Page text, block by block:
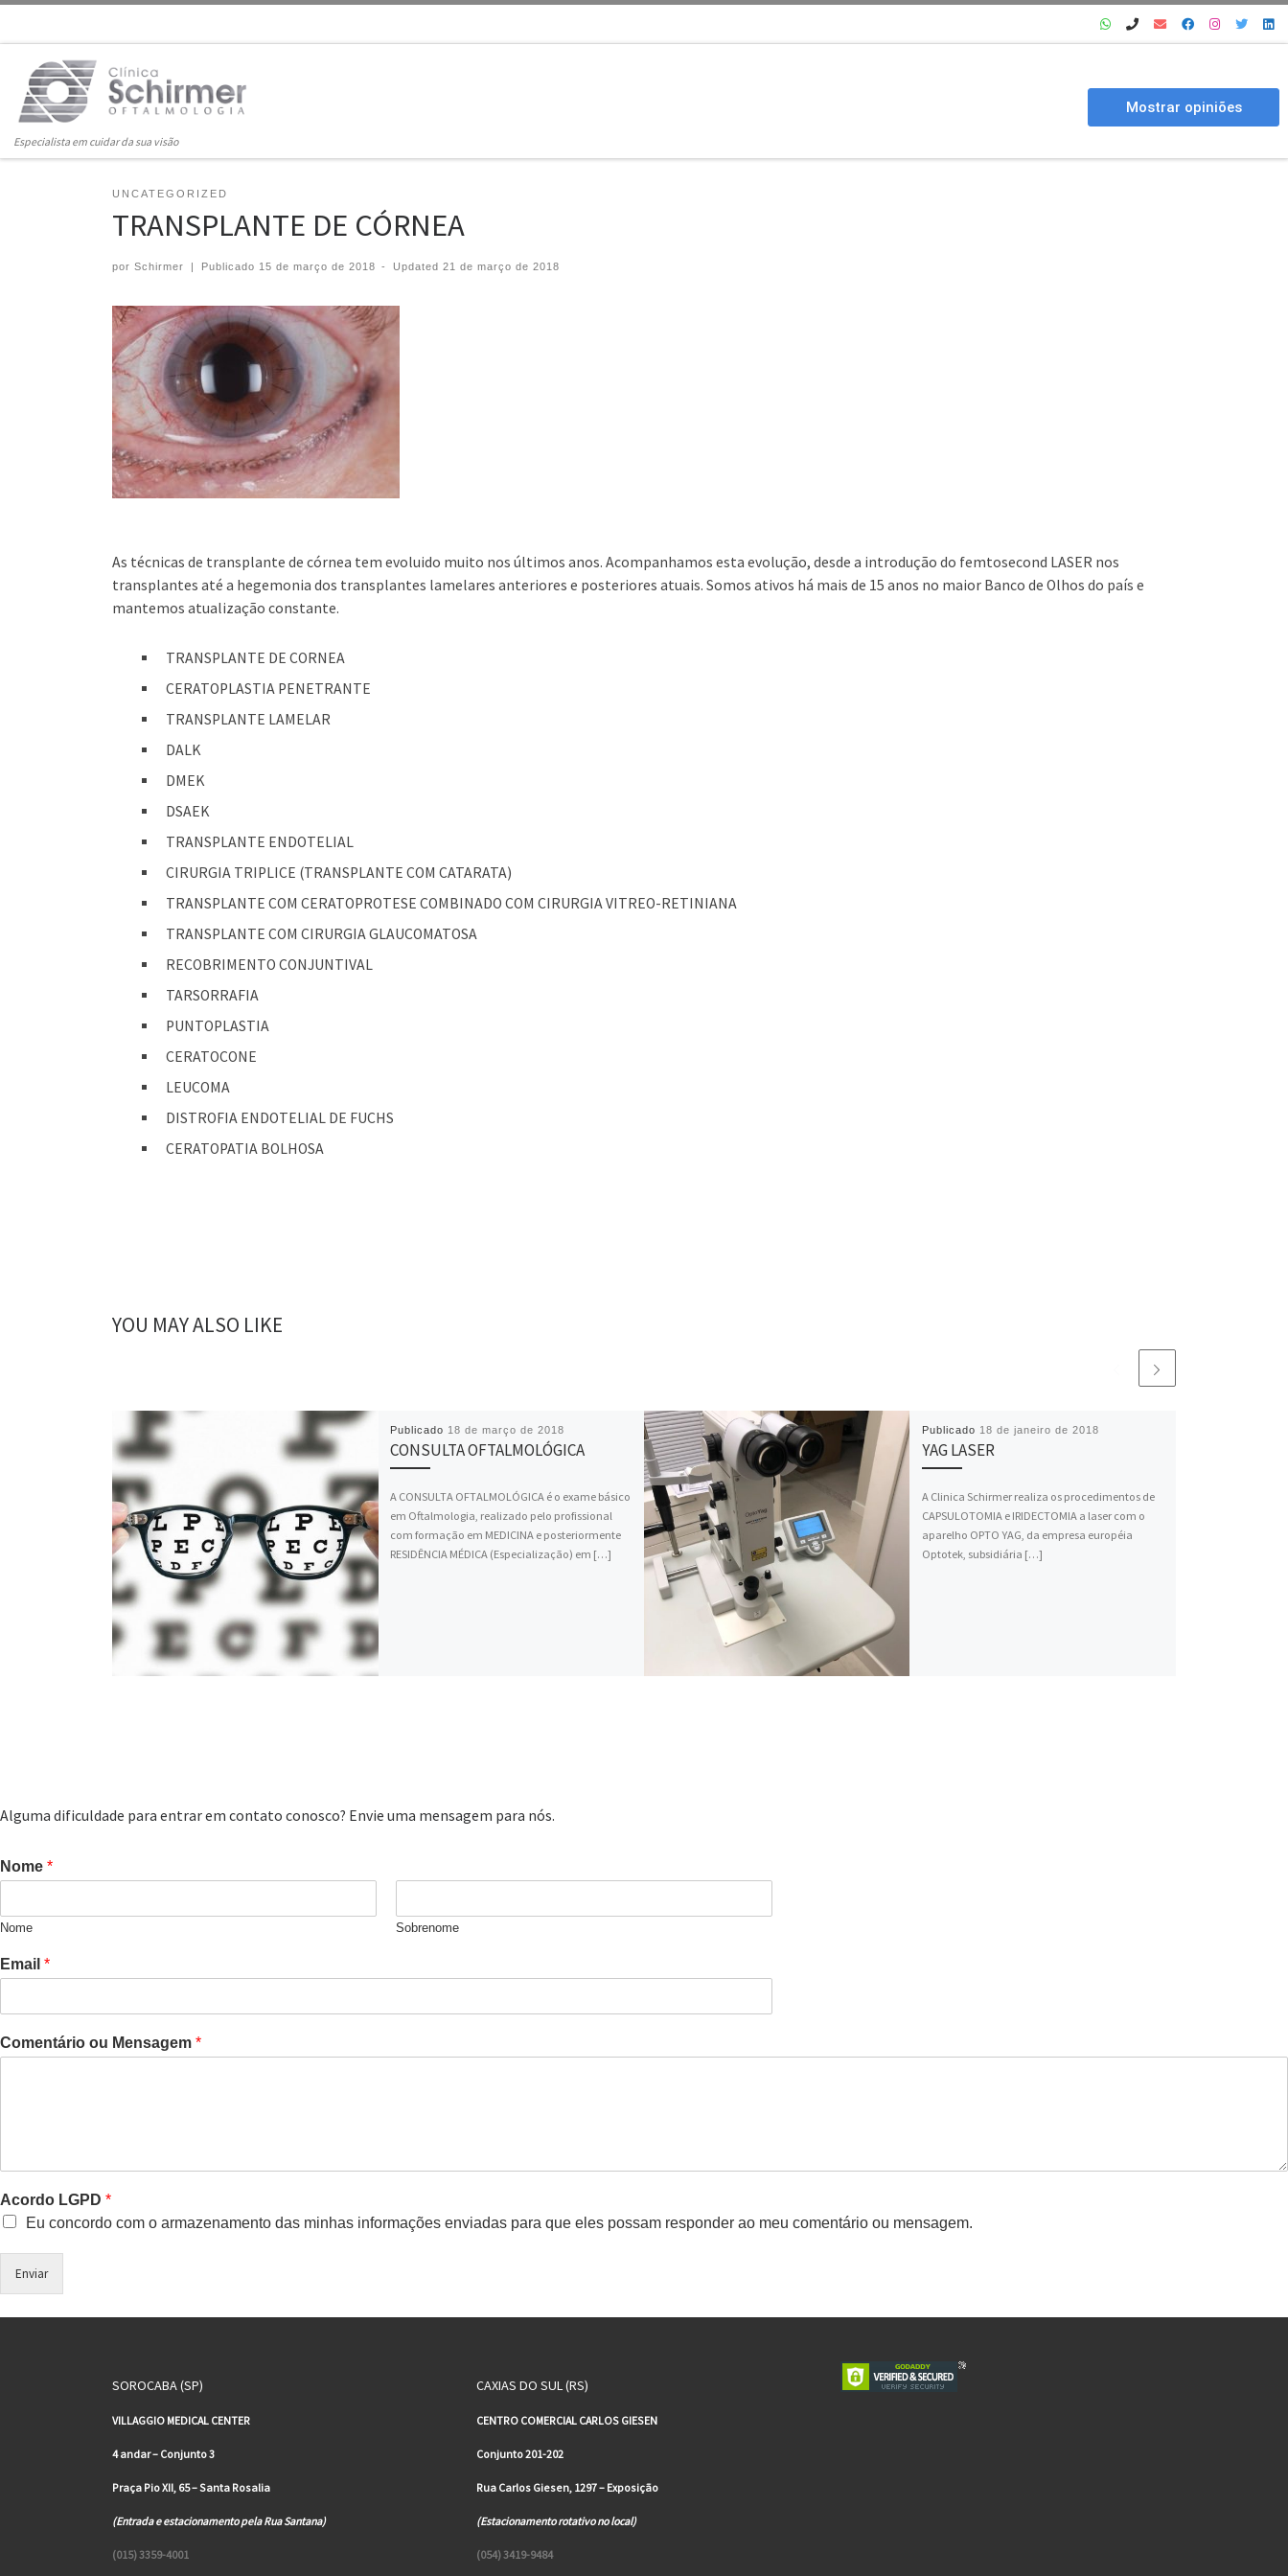
Especialista em cuidar da sua visão
UNCATEGORIZED
TRANSPLANTE DE CÓRNEA
por Schirmer | Publicado 15 de março de 2018 - Updated21 de março de 2018
As técnicas de transplante de córnea tem evoluido muito nos últimos anos. Acompanhamos esta evolução, desde a introdução do femtosecond LASER nos
transplantes até a hegemonia dos transplantes lamelares anteriores e posteriores atuais. Somos ativos há mais de 15 anos no maior Banco de Olhos do país e
mantemos atualização constante.
TRANSPLANTE DE CORNEA
CERATOPLASTIA PENETRANTE
TRANSPLANTE LAMELAR
DALK
DMEK
DSAEK
TRANSPLANTE ENDOTELIAL
CIRURGIA TRIPLICE (TRANSPLANTE COM CATARATA)
TRANSPLANTE COM CERATOPROTESE COMBINADO COM CIRURGIA VITREO-RETINIANA
TRANSPLANTE COM CIRURGIA GLAUCOMATOSA
RECOBRIMENTO CONJUNTIVAL
TARSORRAFIA
PUNTOPLASTIA
CERATOCONE
LEUCOMA
DISTROFIA ENDOTELIAL DE FUCHS
CERATOPATIA BOLHOSA
YOU MAY ALSO LIKE
Publicado 18 de março de 2018
CONSULTA OFTALMOLÓGICA
A CONSULTA OFTALMOLÓGICA é o exame básico
em Oftalmologia, realizado pelo profissional
com formação em MEDICINA e posteriormente
RESIDÊNCIA MÉDICA (Especialização) em […]
Publicado 18 de janeiro de 2018
YAG LASER
A Clinica Schirmer realiza os procedimentos de
CAPSULOTOMIA e IRIDECTOMIA a laser com o
aparelho OPTO YAG, da empresa européia
Optotek, subsidiária […]
Alguma dificuldade para entrar em contato conosco? Envie uma mensagem para nós.
Nome *
Nome Sobrenome
Email *
Comentário ou Mensagem *
Acordo LGPD *
Eu concordo com o armazenamento das minhas informações enviadas para que eles possam responder ao meu comentário ou mensagem.
Enviar
SOROCABA (SP)
VILLAGGIO MEDICAL CENTER
4 andar – Conjunto 3
Praça Pio XII, 65 – Santa Rosalia
(Entrada e estacionamento pela Rua Santana)
(015) 3359-4001
CAXIAS DO SUL (RS)
CENTRO COMERCIAL CARLOS GIESEN
Conjunto 201-202
Rua Carlos Giesen, 1297 – Exposição
(Estacionamento rotativo no local)
(054) 3419-9484